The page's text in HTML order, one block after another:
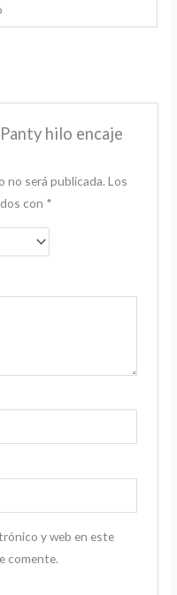
hilo encaje
no será publicada. Los
con *
y web en este
comente.